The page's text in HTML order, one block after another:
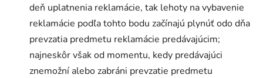
deň uplatnenia reklamácie, tak lehoty na vybavenie
reklamácie podľa tohto bodu začínajú plynúť odo dňa
prevzatia predmetu reklamácie predávajúcim;
najneskôr však od momentu, kedy predávajúci
znemožní alebo zabráni prevzatie predmetu